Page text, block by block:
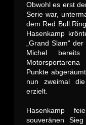
Obwohl es erst
Serie war,
dem Red Bull
Hasenkamp
„Grand Slam“
Michel
Punkte
nun zweimal
erzielt.
Hasenkamp
souveränen